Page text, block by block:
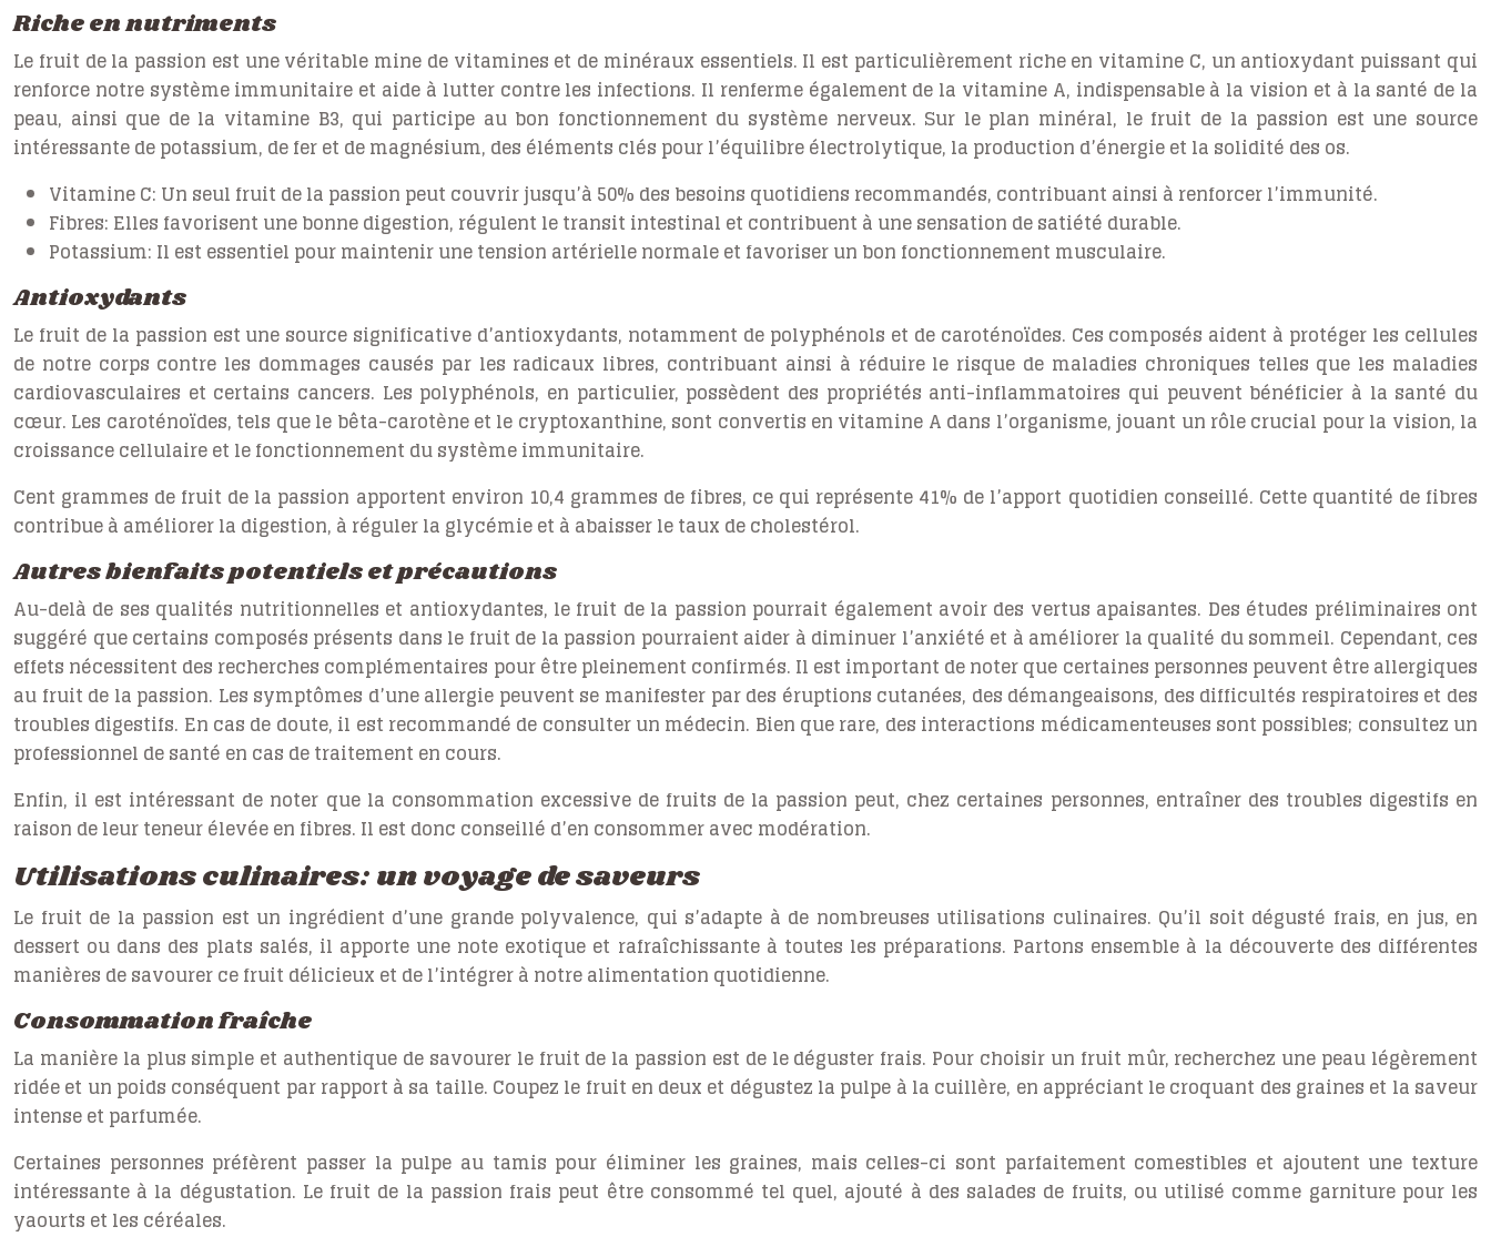
Riche en nutriments
Le fruit de la passion est une véritable mine de vitamines et de minéraux essentiels. Il est particulièrement riche en vitamine C, un antioxydant puissant qui
renforce notre système immunitaire et aide à lutter contre les infections. Il renferme également de la vitamine A, indispensable à la vision et à la santé de la
peau, ainsi que de la vitamine B3, qui participe au bon fonctionnement du système nerveux. Sur le plan minéral, le fruit de la passion est une source
intéressante de potassium, de fer et de magnésium, des éléments clés pour l’équilibre électrolytique, la production d’énergie et la solidité des os.
Vitamine C: Un seul fruit de la passion peut couvrir jusqu’à 50% des besoins quotidiens recommandés, contribuant ainsi à renforcer l’immunité.
Fibres: Elles favorisent une bonne digestion, régulent le transit intestinal et contribuent à une sensation de satiété durable.
Potassium: Il est essentiel pour maintenir une tension artérielle normale et favoriser un bon fonctionnement musculaire.
Antioxydants
Le fruit de la passion est une source significative d’antioxydants, notamment de polyphénols et de caroténoïdes. Ces composés aident à protéger les cellules
de notre corps contre les dommages causés par les radicaux libres, contribuant ainsi à réduire le risque de maladies chroniques telles que les maladies
cardiovasculaires et certains cancers. Les polyphénols, en particulier, possèdent des propriétés anti-inflammatoires qui peuvent bénéficier à la santé du
cœur. Les caroténoïdes, tels que le bêta-carotène et le cryptoxanthine, sont convertis en vitamine A dans l’organisme, jouant un rôle crucial pour la vision, la
croissance cellulaire et le fonctionnement du système immunitaire.
Cent grammes de fruit de la passion apportent environ 10,4 grammes de fibres, ce qui représente 41% de l’apport quotidien conseillé. Cette quantité de fibres
contribue à améliorer la digestion, à réguler la glycémie et à abaisser le taux de cholestérol.
Autres bienfaits potentiels et précautions
Au-delà de ses qualités nutritionnelles et antioxydantes, le fruit de la passion pourrait également avoir des vertus apaisantes. Des études préliminaires ont
suggéré que certains composés présents dans le fruit de la passion pourraient aider à diminuer l’anxiété et à améliorer la qualité du sommeil. Cependant, ces
effets nécessitent des recherches complémentaires pour être pleinement confirmés. Il est important de noter que certaines personnes peuvent être allergiques
au fruit de la passion. Les symptômes d’une allergie peuvent se manifester par des éruptions cutanées, des démangeaisons, des difficultés respiratoires et des
troubles digestifs. En cas de doute, il est recommandé de consulter un médecin. Bien que rare, des interactions médicamenteuses sont possibles; consultez un
professionnel de santé en cas de traitement en cours.
Enfin, il est intéressant de noter que la consommation excessive de fruits de la passion peut, chez certaines personnes, entraîner des troubles digestifs en
raison de leur teneur élevée en fibres. Il est donc conseillé d’en consommer avec modération.
Utilisations culinaires: un voyage de saveurs
Le fruit de la passion est un ingrédient d’une grande polyvalence, qui s’adapte à de nombreuses utilisations culinaires. Qu’il soit dégusté frais, en jus, en
dessert ou dans des plats salés, il apporte une note exotique et rafraîchissante à toutes les préparations. Partons ensemble à la découverte des différentes
manières de savourer ce fruit délicieux et de l’intégrer à notre alimentation quotidienne.
Consommation fraîche
La manière la plus simple et authentique de savourer le fruit de la passion est de le déguster frais. Pour choisir un fruit mûr, recherchez une peau légèrement
ridée et un poids conséquent par rapport à sa taille. Coupez le fruit en deux et dégustez la pulpe à la cuillère, en appréciant le croquant des graines et la saveur
intense et parfumée.
Certaines personnes préfèrent passer la pulpe au tamis pour éliminer les graines, mais celles-ci sont parfaitement comestibles et ajoutent une texture
intéressante à la dégustation. Le fruit de la passion frais peut être consommé tel quel, ajouté à des salades de fruits, ou utilisé comme garniture pour les
yaourts et les céréales.